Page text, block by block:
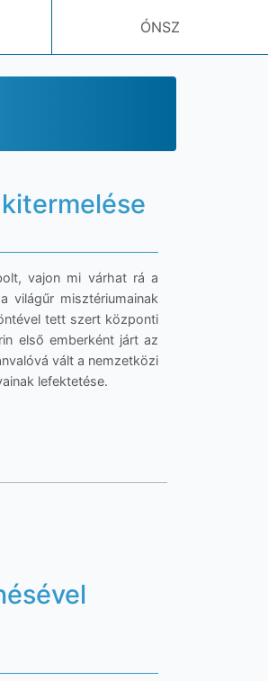
ÓNSZ
vajon mi várhat rá a
világűr misztériumainak
tett szert központi
első emberként járt az
vált a nemzetközi
lefektetése.